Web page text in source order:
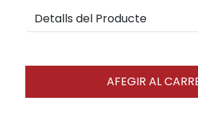
Detalls del Producte
AFEGIR AL